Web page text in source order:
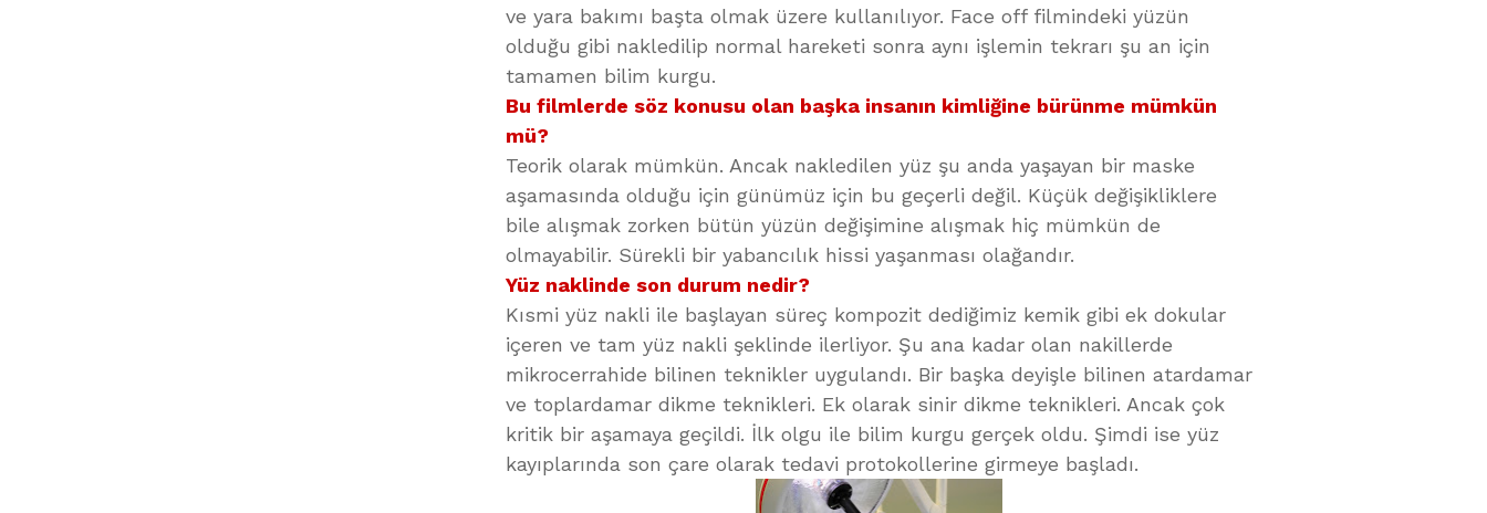
ve yara bakımı başta olmak üzere kullanılıyor. Face off filmindeki yüzün
olduğu gibi nakledilip normal hareketi sonra aynı işlemin tekrarı şu an için
tamamen bilim kurgu.
Bu filmlerde söz konusu olan başka insanın kimliğine bürünme mümkün
mü?
Teorik olarak mümkün. Ancak nakledilen yüz şu anda yaşayan bir maske
aşamasında olduğu için günümüz için bu geçerli değil. Küçük değişikliklere
bile alışmak zorken bütün yüzün değişimine alışmak hiç mümkün de
olmayabilir. Sürekli bir yabancılık hissi yaşanması olağandır.
Yüz naklinde son durum nedir?
Kısmi yüz nakli ile başlayan süreç kompozit dediğimiz kemik gibi ek dokular
içeren ve tam yüz nakli şeklinde ilerliyor. Şu ana kadar olan nakillerde
mikrocerrahide bilinen teknikler uygulandı. Bir başka deyişle bilinen atardamar
ve toplardamar dikme teknikleri. Ek olarak sinir dikme teknikleri. Ancak çok
kritik bir aşamaya geçildi. İlk olgu ile bilim kurgu gerçek oldu. Şimdi ise yüz
kayıplarında son çare olarak tedavi protokollerine girmeye başladı.